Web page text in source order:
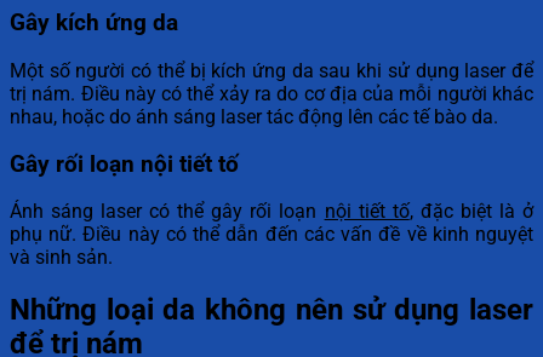
Gây kích ứng da
Một số người có thể bị kích ứng da sau khi sử dụng laser để
trị nám. Điều này có thể xảy ra do cơ địa của mỗi người khác
nhau, hoặc do ánh sáng laser tác động lên các tế bào da.
Gây rối loạn nội tiết tố
Ánh sáng laser có thể gây rối loạn nội tiết tố, đặc biệt là ở
phụ nữ. Điều này có thể dẫn đến các vấn đề về kinh nguyệt
và sinh sản.
Những loại da không nên sử dụng laser
để trị nám